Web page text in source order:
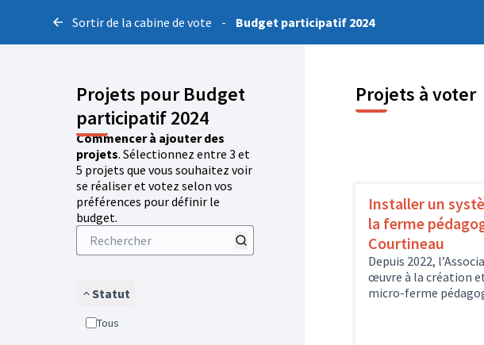
Sortir de la cabine de vote - Budget participatif 2024
Projets pour Budget
participatif 2024
Commencer à ajouter des
projets. Sélectionnez entre 3 et
5 projets que vous souhaitez voir
se réaliser et votez selon vos
préférences pour définir le
budget.
Statut
Tous
Projets à voter
Installer un
la ferme
Courtineau
Depuis 2022,
œuvre à la création
micro-ferme